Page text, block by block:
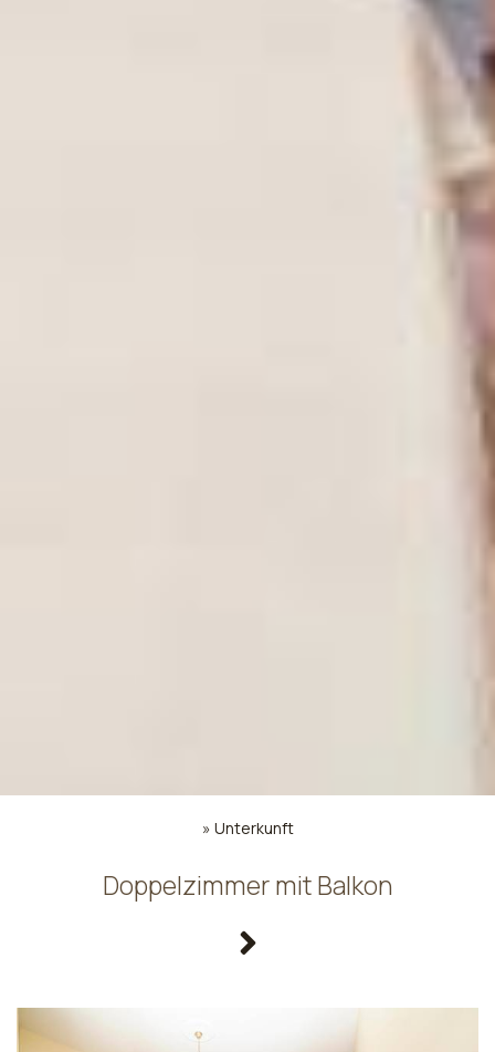
» Unterkunft
Doppelzimmer mit Balkon